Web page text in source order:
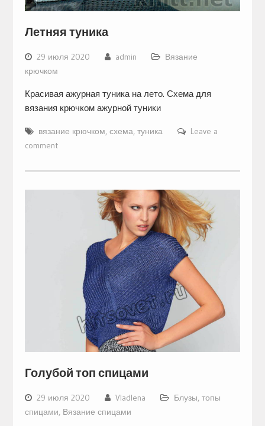
Летняя туника
29 июля 2020 admin
Вязание
крючком
Красивая ажурная туника на лето. Схема для
вязания крючком ажурной туники
вязание крючком, схема, туника
Leave a
comment
Голубой топ спицами
29 июля 2020 Vladlena
Блузы, топы
спицами, Вязание спицами